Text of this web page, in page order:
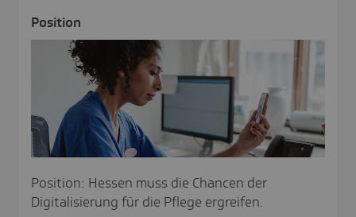
Posi­tion
Position: Hessen muss die Chancen der
Digitalisierung für die Pflege ergreifen.